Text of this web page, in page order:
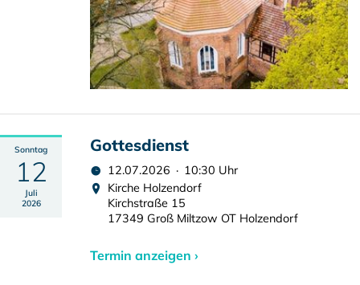
Sonntag
12
Juli
2026
Gottesdienst
12.07.2026 · 10:30 Uhr
Kirche Holzendorf
Kirchstraße 15
17349 Groß Miltzow OT Holzendorf
Termin anzeigen ›